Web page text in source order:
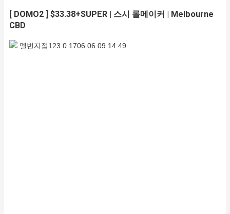
[ DOMO2 ] $33.38+SUPER | 스시 롤메이커 | Melbourne
CBD
멜번지점123 0 1706 06.09 14:49